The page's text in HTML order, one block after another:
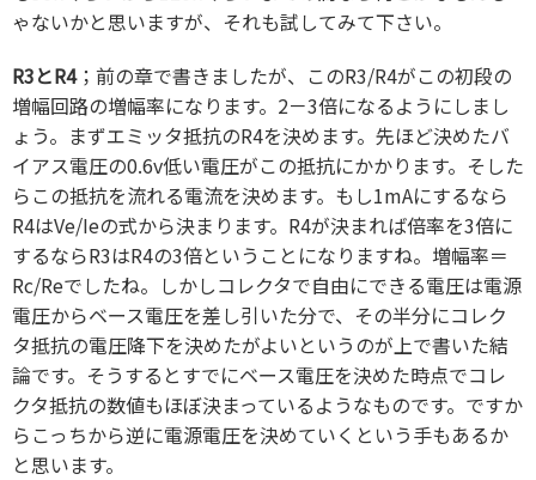
ゃないかと思いますが、それも試してみて下さい。
R3とR4；前の章で書きましたが、このR3/R4がこの初段の
増幅回路の増幅率になります。2－3倍になるようにしまし
ょう。まずエミッタ抵抗のR4を決めます。先ほど決めたバ
イアス電圧の0.6v低い電圧がこの抵抗にかかります。そした
らこの抵抗を流れる電流を決めます。もし1mAにするなら
R4はVe/Ieの式から決まります。R4が決まれば倍率を3倍に
するならR3はR4の3倍ということになりますね。増幅率＝
Rc/Reでしたね。しかしコレクタで自由にできる電圧は電源
電圧からベース電圧を差し引いた分で、その半分にコレク
タ抵抗の電圧降下を決めたがよいというのが上で書いた結
論です。そうするとすでにベース電圧を決めた時点でコレ
クタ抵抗の数値もほぼ決まっているようなものです。ですか
らこっちから逆に電源電圧を決めていくという手もあるか
と思います。